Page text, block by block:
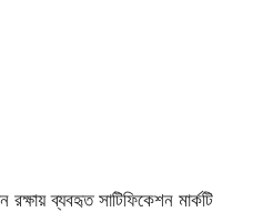
ব্যবহৃত সাটিফিকেশন মার্কটি